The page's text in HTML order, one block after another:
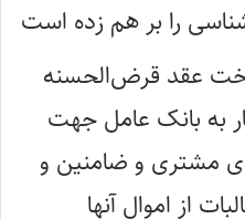
را بر هم زده است
یکنواخت عقد قرض‌الحسنه
به بانک عامل جهت
مشتری و ضامنین و
از اموال آنها